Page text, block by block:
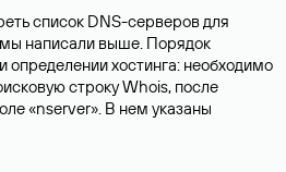
список DNS-серверов для
написали выше. Порядок
определении хостинга: необходимо
строку Whois, после
«nserver». В нем указаны